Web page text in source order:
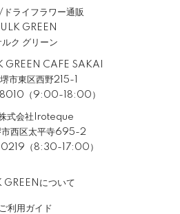
ライフラワー通販
GREEN
ルク グリーン
GREEN CAFE SAKAI
市東区西野215-1
（9:00-18:00）
式会社Iroteque
市西区太平寺695-2
（8:30-17:00）
GREENについて
ご利用ガイド